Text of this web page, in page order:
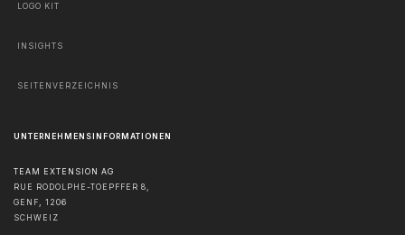
LOGO KIT
INSIGHTS
SEITENVERZEICHNIS
UNTERNEHMENSINFORMATIONEN
TEAM EXTENSION AG
RUE RODOLPHE-TOEPFFER 8,
GENF, 1206
SCHWEIZ